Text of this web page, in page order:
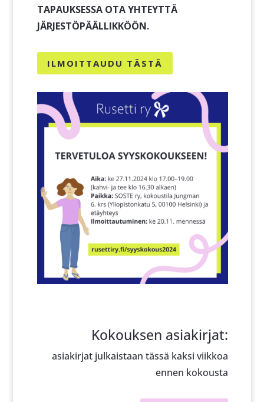
TAPAUKSESSA OTA YHTEYTTÄ
JÄRJESTÖPÄÄLLIKKÖÖN.
ILMOITTAUDU TÄSTÄ
Kokouksen asiakirjat:
asiakirjat julkaistaan tässä kaksi viikkoa
ennen kokousta